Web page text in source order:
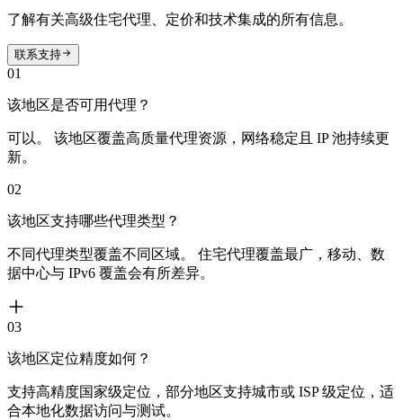
了解有关高级住宅代理、定价和技术集成的所有信息。
联系支持
01
该地区是否可用代理？
可以。 该地区覆盖高质量代理资源，网络稳定且 IP 池持续更
新。
02
该地区支持哪些代理类型？
不同代理类型覆盖不同区域。 住宅代理覆盖最广，移动、数
据中心与 IPv6 覆盖会有所差异。
03
该地区定位精度如何？
支持高精度国家级定位，部分地区支持城市或 ISP 级定位，适
合本地化数据访问与测试。